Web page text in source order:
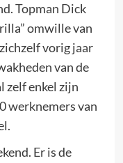
Topman Dick
omwille van
vorig jaar
van de
zelf enkel zijn
werknemers van
Er is de